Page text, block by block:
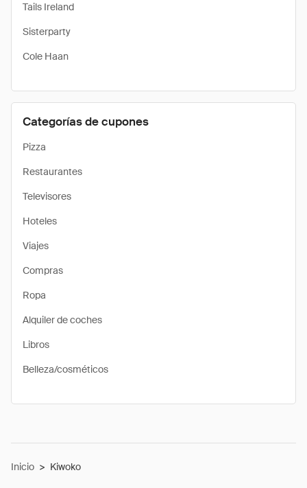
Tails Ireland
Sisterparty
Cole Haan
Categorías de cupones
Pizza
Restaurantes
Televisores
Hoteles
Viajes
Compras
Ropa
Alquiler de coches
Libros
Belleza/cosméticos
Inicio > Kiwoko